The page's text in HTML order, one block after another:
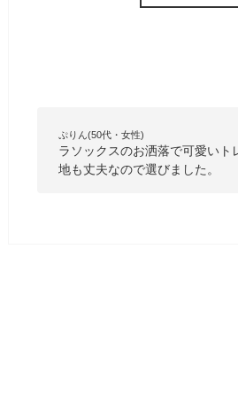
ぷりん(50代・女性)
ラソックスのお洒落で可愛い
地も丈夫なので選びました。